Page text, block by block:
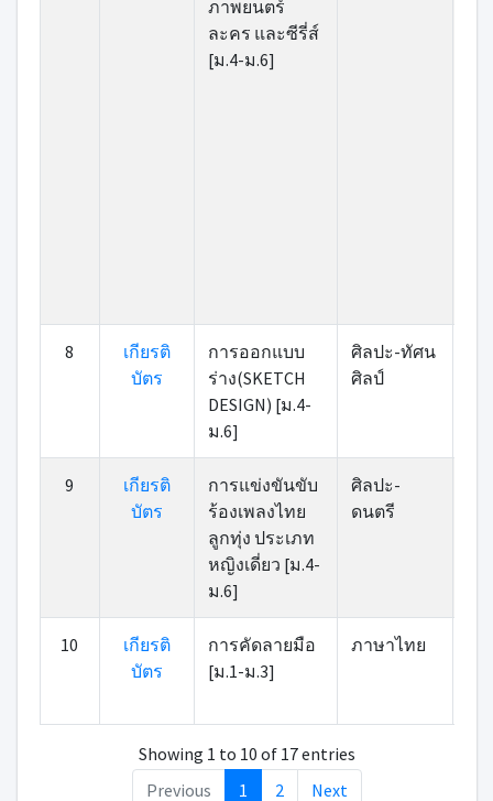
ภาพยนตร์
ละคร และซีรี่ส์
[ม.4-ม.6]
8
เกียรติ
บัตร
การออกแบบ
ร่าง(SKETCH
DESIGN) [ม.4-
ม.6]
ศิลปะ-ทัศน
ศิลป์
9
เกียรติ
บัตร
การแข่งขันขับ
ร้องเพลงไทย
ลูกทุ่ง ประเภท
หญิงเดี่ยว [ม.4-
ม.6]
ศิลปะ-
ดนตรี
10
เกียรติ
บัตร
การคัดลายมือ
[ม.1-ม.3]
ภาษาไทย
Showing 1 to 10 of 17 entries
Previous
1 2 Next